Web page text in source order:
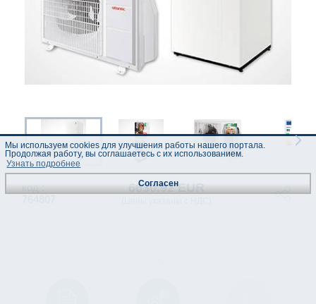
код :
6630.92 EUR
Мы используем cookies для улучшения работы нашего портала.
Продолжая работу, вы соглашаетесь с их использованием.
Узнать подробнее
Согласен